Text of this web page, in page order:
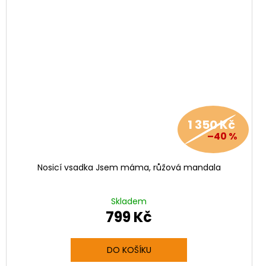
1 350 Kč
–40 %
Nosicí vsadka Jsem máma, růžová mandala
Skladem
799 Kč
DO KOŠÍKU